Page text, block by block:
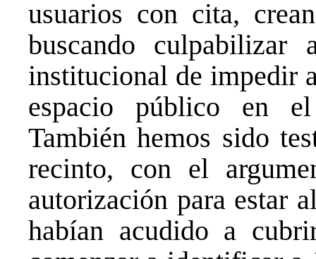
usuarios con cita,
buscando
institucional de impedir
espacio público en
También hemos sido
recinto, con el
autorización para estar
habían acudido a